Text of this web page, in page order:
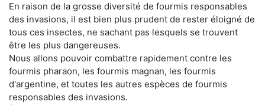
En raison de la grosse diversité de fourmis responsables
des invasions, il est bien plus prudent de rester éloigné de
tous ces insectes, ne sachant pas lesquels se trouvent
être les plus dangereuses.
Nous allons pouvoir combattre rapidement contre les
fourmis pharaon, les fourmis magnan, les fourmis
d'argentine, et toutes les autres espèces de fourmis
responsables des invasions.